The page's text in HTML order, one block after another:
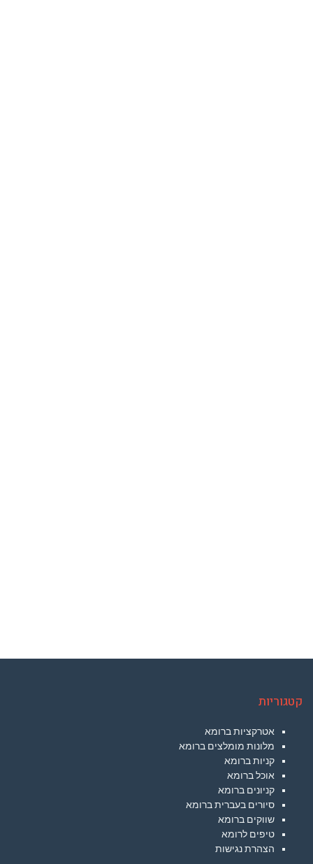
קטגוריות
אטרקציות ברומא
מלונות מומלצים ברומא
קניות ברומא
אוכל ברומא
קניונים ברומא
סיורים בעברית ברומא
שווקים ברומא
טיפים לרומא
הצהרת נגישות